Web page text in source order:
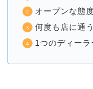
オープンな態
何度も店に通う
1つのディー